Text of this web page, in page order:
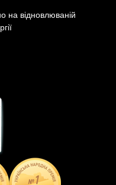
на відновлюваній